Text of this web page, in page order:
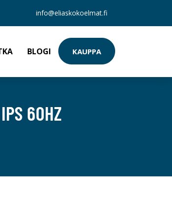
info@eliaskokoelmat.fi
BLOGI KAUPPA
60HZ